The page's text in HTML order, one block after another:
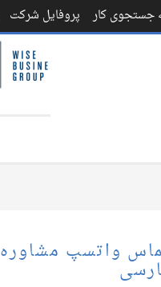
جستجوی کار پروفایل شرکت
واتسپ مشاوره